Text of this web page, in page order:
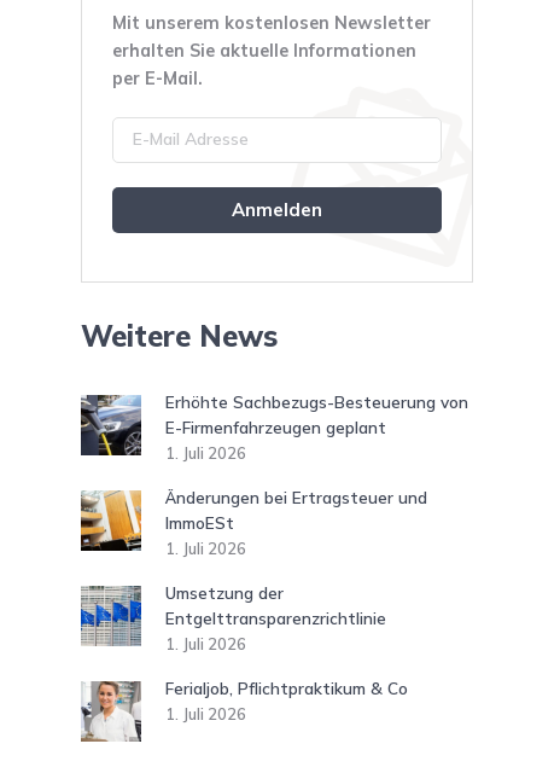
Mit unserem kostenlosen Newsletter
erhalten Sie aktuelle Informationen
per E-Mail.
Weitere News
Erhöhte Sachbezugs-Besteuerung von
E-Firmenfahrzeugen geplant
1. Juli 2026
Änderungen bei Ertragsteuer und
ImmoESt
1. Juli 2026
Umsetzung der
Entgelttransparenzrichtlinie
1. Juli 2026
Ferialjob, Pflichtpraktikum & Co
1. Juli 2026